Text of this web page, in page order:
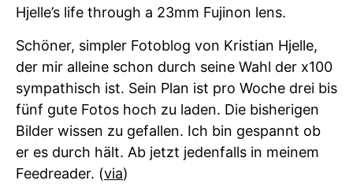
Hjelle’s life through a 23mm Fujinon lens.
Schöner, simpler Fotoblog von Kristian Hjelle,
der mir alleine schon durch seine Wahl der x100
sympathisch ist. Sein Plan ist pro Woche drei bis
fünf gute Fotos hoch zu laden. Die bisherigen
Bilder wissen zu gefallen. Ich bin gespannt ob
er es durch hält. Ab jetzt jedenfalls in meinem
Feedreader. (via)